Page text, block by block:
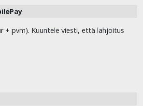
+ pvm). Kuuntele viesti, että lahjoitus